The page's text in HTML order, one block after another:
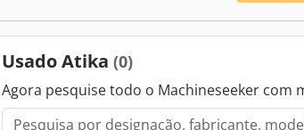
Usado Atika (0)
Agora pesquise todo o Machineseeker com